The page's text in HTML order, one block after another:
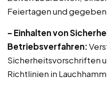
Feiertagen und
– Einhalten von
Betriebsverfahren:
Sicherheitsvorschriften
Richtlinien in